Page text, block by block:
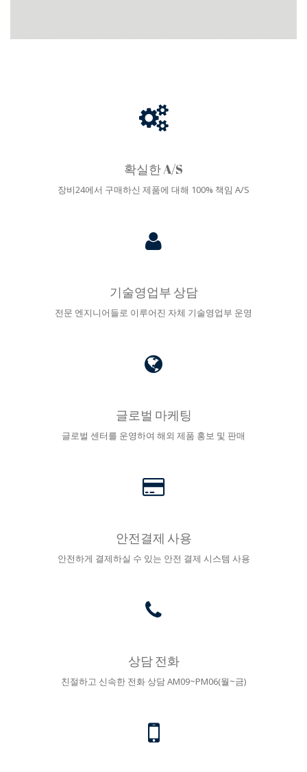
확실한 A/S
장비24에서 구매하신 제품에 대해 100% 책임 A/S
기술영업부 상담
전문 엔지니어들로 이루어진 자체 기술영업부 운영
글로벌 마케팅
글로벌 센터를 운영하여 해외 제품 홍보 및 판매
안전결제 사용
안전하게 결제하실 수 있는 안전 결제 시스템 사용
상담 전화
친절하고 신속한 전화 상담 AM09~PM06(월~금)